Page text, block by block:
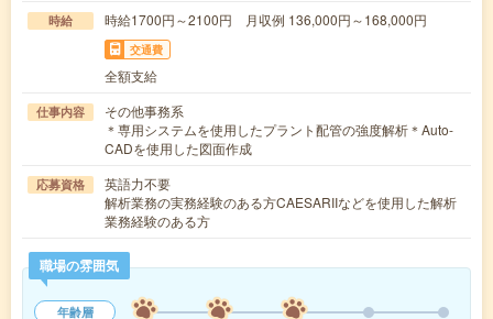
時給 時給1700円～2100円 月収例 136,000円～168,000円
交通費
全額支給
仕事内容
その他事務系
＊専用システムを使用したプラント配管の強度解析＊Auto-
CADを使用した図面作成
応募資格
英語力不要
解析業務の実務経験のある方CAESARIIなどを使用した解析
業務経験のある方
職場の雰囲気
年齢層